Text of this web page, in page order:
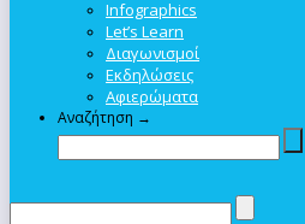
Infographics
Let’s Learn
Διαγωνισμοί
Εκδηλώσεις
Αφιερώματα
Αναζήτηση →